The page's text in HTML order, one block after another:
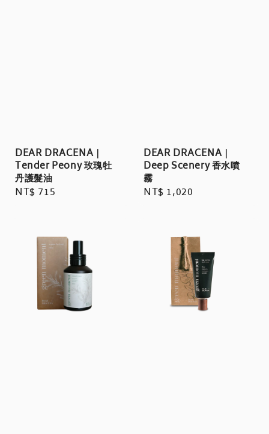
DEAR DRACENA｜
Tender Peony 玫瑰牡
丹護髮油
Regular
NT$ 715
DEAR DRACENA｜
Deep Scenery 香水噴
霧
Regular
NT$ 1,020